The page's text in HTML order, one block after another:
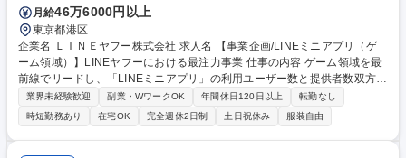
月給46万6000円以上
東京都港区
企業名 ＬＩＮＥヤフー株式会社 求人名 【事業企画/LINEミニアプリ（ゲ
ーム領域）】LINEヤフーにおける最注力事業 仕事の内容 ゲーム領域を最
前線でリードし、「LINEミニアプリ」の利用ユーザー数と提供者数双方の
最大化をするための事業企画およびその実行推進を担当します。具体的に
は、市場分析や仮説検証を通じて、ユーザーおよび ゲームパブリッシャー
など事業者に必要とされる機能や仕組みを企画し、実行計画の策定を主導
します。【詳細】■担当領域の中長期的な成長および収益性の向上に向け
業界未経験歓迎 副業・WワークOK 年間休日120日以上
転勤なし
時短勤務あり
在宅OK 完全週休2日制 土日祝休み 服装自由